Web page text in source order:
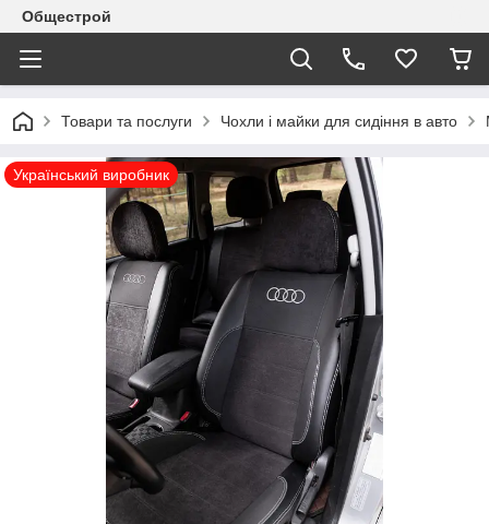
Общестрой
Товари та послуги Чохли і майки для сидіння в авто
Український виробник